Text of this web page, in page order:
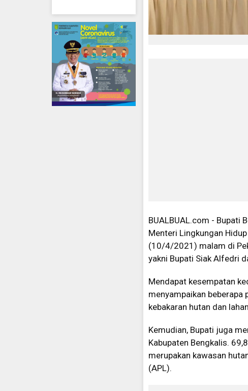
BUALBUAL.com - Bupati
Menteri Lingkungan
(10/4/2021) malam di
yakni Bupati Siak Alfedri
Mendapat kesempatan
menyampaikan beberapa
kebakaran hutan dan
Kemudian, Bupati juga
Kabupaten Bengkalis.
merupakan kawasan
(APL).